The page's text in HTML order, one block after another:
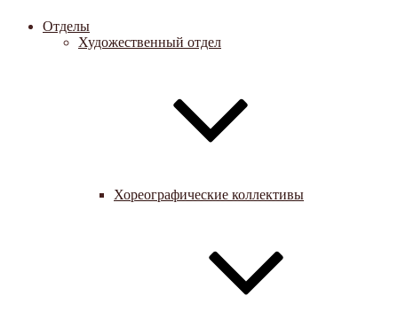
Отделы
Художественный отдел
Хореографические коллективы